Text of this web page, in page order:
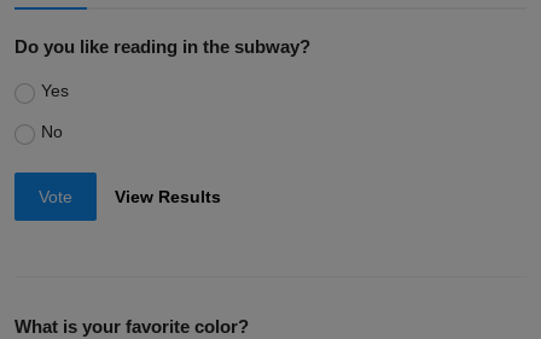
Do you like reading in the subway?
Yes
No
Vote View Results
What is your favorite color?